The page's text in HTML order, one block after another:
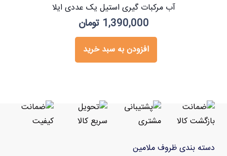
آب مرکبات گیری استیل یک عددی ایلا
1,390,000 تومان
افزودن به سبد خرید
دسته بندی ظروف ملامین